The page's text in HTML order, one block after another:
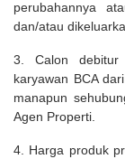
perubahannya
dan/atau
3. Calon debitur
karyawan BCA
manapun
Agen Properti.
4. Harga produk